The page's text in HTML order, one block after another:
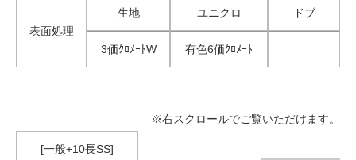
表面処理
生地 ユニクロ ドブ
3価ｸﾛﾒｰﾄW 有色6価ｸﾛﾒｰﾄ
※右スクロールでご覧いただけます。
[一般+10長SS]